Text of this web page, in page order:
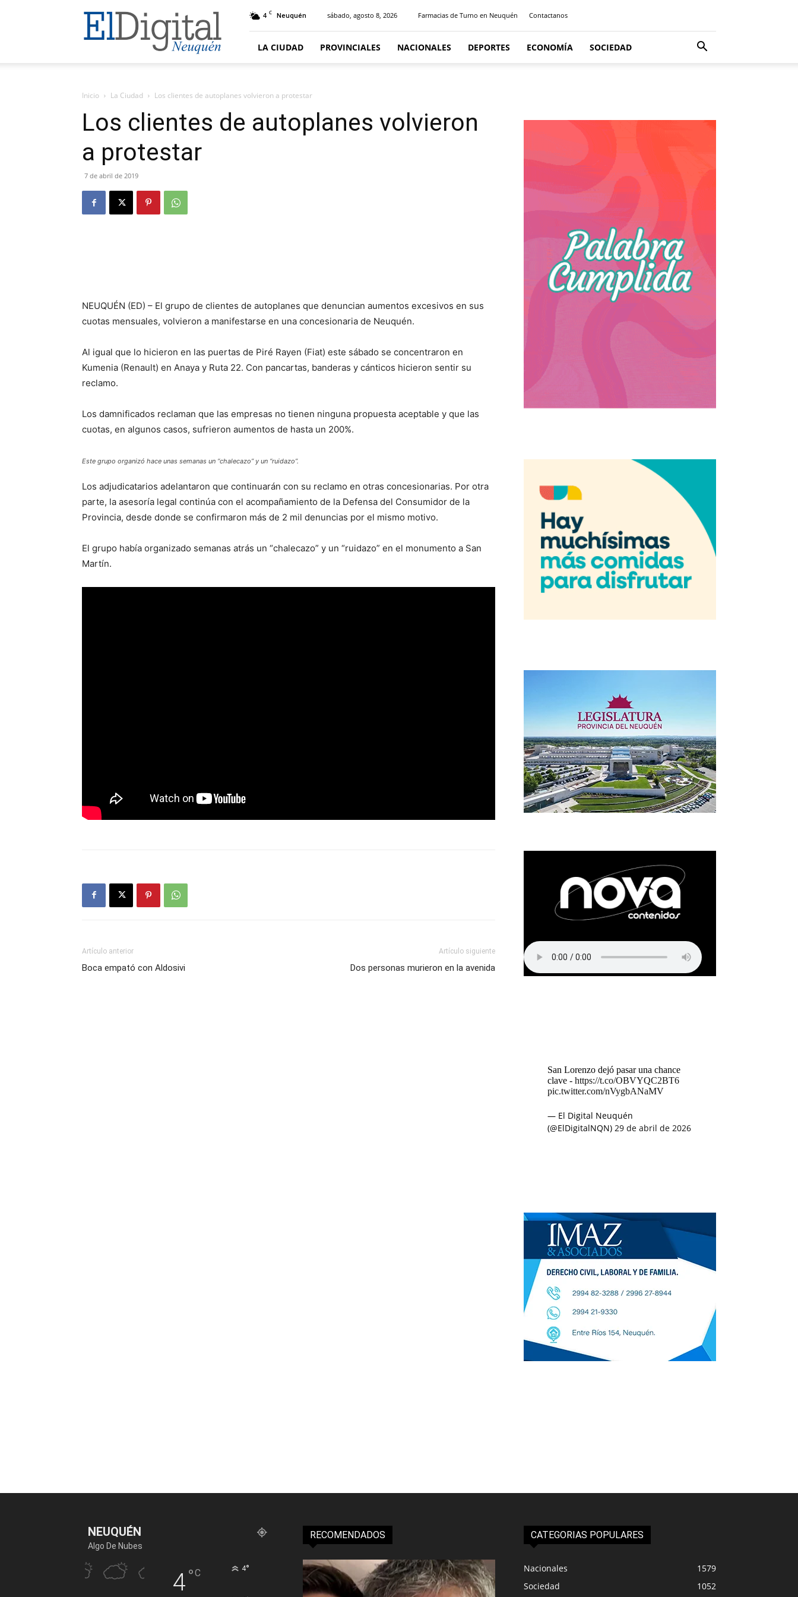
El
Digital
Neuquen
4 C Neuquén sábado, agosto 8, 2026 Farmacias de Turno en Neuquén Contactanos
LA CIUDAD PROVINCIALES NACIONALES DEPORTES ECONOMÍA SOCIEDAD
Inicio La Ciudad Los clientes de autoplanes volvieron a protestar
Los clientes de autoplanes volvieron
a protestar
7 de abril de 2019
NEUQUÉN (ED) – El grupo de clientes de autoplanes que denuncian aumentos excesivos en sus
cuotas mensuales, volvieron a manifestarse en una concesionaria de Neuquén.
Al igual que lo hicieron en las puertas de Piré Rayen (Fiat) este sábado se concentraron en
Kumenia (Renault) en Anaya y Ruta 22. Con pancartas, banderas y cánticos hicieron sentir su
reclamo.
Los damnificados reclaman que las empresas no tienen ninguna propuesta aceptable y que las
cuotas, en algunos casos, sufrieron aumentos de hasta un 200%.
Este grupo organizó hace unas semanas un “chalecazo” y un “ruidazo”.
Los adjudicatarios adelantaron que continuarán con su reclamo en otras concesionarias. Por otra
parte, la asesoría legal continúa con el acompañamiento de la Defensa del Consumidor de la
Provincia, desde donde se confirmaron más de 2 mil denuncias por el mismo motivo.
El grupo había organizado semanas atrás un “chalecazo” y un “ruidazo” en el monumento a San
Martín.
Artículo anterior
Boca empató con Aldosivi
Artículo siguiente
Dos personas murieron en la avenida
San Lorenzo dejó pasar una chance
clave - https://t.co/OBVYQC2BT6
pic.twitter.com/nVygbANaMV
— El Digital Neuquén
(@ElDigitalNQN) 29 de abril de 2026
NEUQUÉN
Algo De Nubes
4°C 4°
RECOMENDADOS CATEGORIAS POPULARES
Nacionales
1579
Sociedad
1052